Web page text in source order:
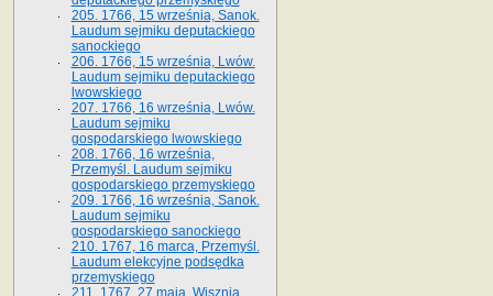
205. 1766, 15 września, Sanok.
Laudum sejmiku deputackiego
sanockiego
206. 1766, 15 września, Lwów.
Laudum sejmiku deputackiego
lwowskiego
207. 1766, 16 września, Lwów.
Laudum sejmiku
gospodarskiego lwowskiego
208. 1766, 16 września,
Przemyśl. Laudum sejmiku
gospodarskiego przemyskiego
209. 1766, 16 września, Sanok.
Laudum sejmiku
gospodarskiego sanockiego
210. 1767, 16 marca, Przemyśl.
Laudum elekcyjne podsędka
przemyskiego
211. 1767, 27 maja, Wisznia.